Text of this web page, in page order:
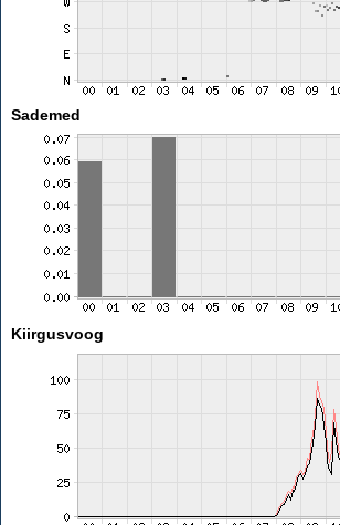
Sademed
Kiirgusvoog